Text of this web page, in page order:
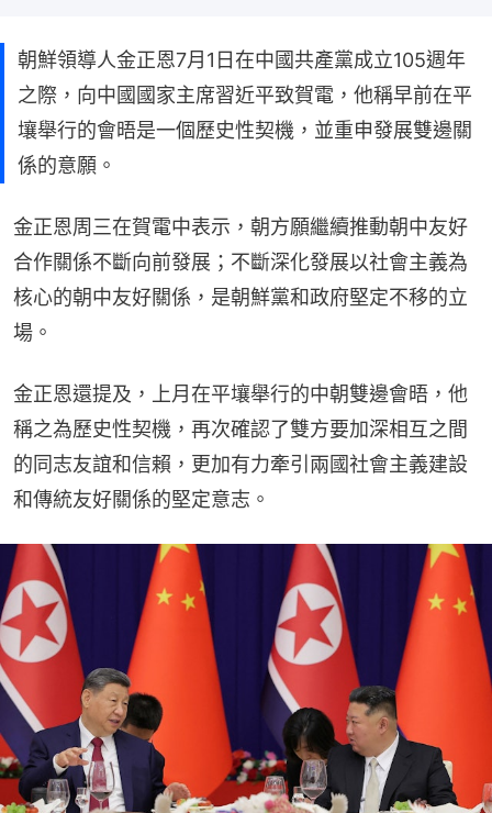
朝鮮領導人金正恩7月1日在中國共產黨成立105週年
之際，向中國國家主席習近平致賀電，他稱早前在平
壤舉行的會晤是一個歷史性契機，並重申發展雙邊關
係的意願。
金正恩周三在賀電中表示，朝方願繼續推動朝中友好
合作關係不斷向前發展；不斷深化發展以社會主義為
核心的朝中友好關係，是朝鮮黨和政府堅定不移的立
場。
金正恩還提及，上月在平壤舉行的中朝雙邊會晤，他
稱之為歷史性契機，再次確認了雙方要加深相互之間
的同志友誼和信賴，更加有力牽引兩國社會主義建設
和傳統友好關係的堅定意志。